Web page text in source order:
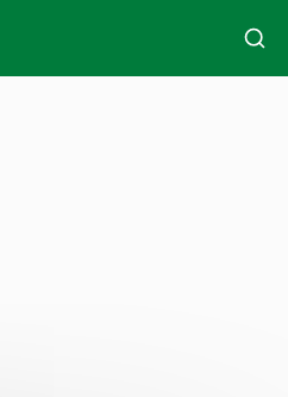
Search